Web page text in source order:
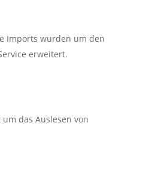
Imports wurden um den
erweitert.
das Auslesen von